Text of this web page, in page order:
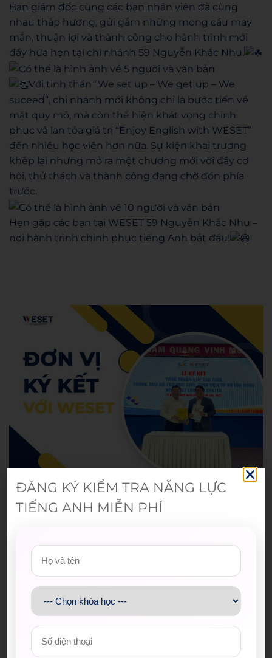
Ban giám đốc cùng các bạn nhân viên đã cùng
nhau thắp hương, gửi gắm những mong cầu may
mắn, thuận lợi và thành công cho hành trình mới
đầy hứa hẹn tại chi nhánh 59 Nguyễn Khắc Nhu.
Với tinh thần “We set up – We get up – We
suceed”, chi nhánh mới không chỉ là bước tiến về
mặt quy mô, mà còn thể hiện khát vọng chinh
phục và lan tỏa giá trị “Enjoy English with WESET”
đến nhiều học viên hơn nữa. Sự kiện khai trương
khép lại nhưng mở ra một chương mới với đầy cơ
hội, thử thách và thành công đang chờ đón phía
trước.
Hẹn gặp các bạn tại WESET 59 Nguyễn Khắc Nhu –
nơi hành trình chinh phục tiếng Anh bắt đầu!
Bài viết mới nhất
Spider-Man: Brand New Day – Bộ
phim được kỳ vọng đưa MCU trở
lại thời kỳ đỉnh cao
ĐĂNG KÝ KIỂM TRA NĂNG LỰC
TIẾNG ANH MIỄN PHÍ